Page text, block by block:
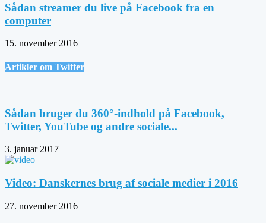
Sådan streamer du live på Facebook fra en
computer
15. november 2016
Artikler om Twitter
Sådan bruger du 360°-indhold på Facebook,
Twitter, YouTube og andre sociale...
3. januar 2017
Video: Danskernes brug af sociale medier i 2016
27. november 2016